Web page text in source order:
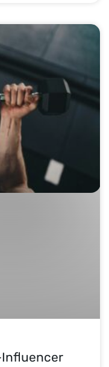
Influencer